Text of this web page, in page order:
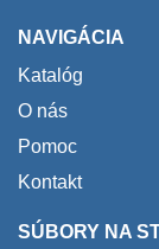
NAVIGÁCIA
Katalóg
O nás
Pomoc
Kontakt
SÚBORY NA